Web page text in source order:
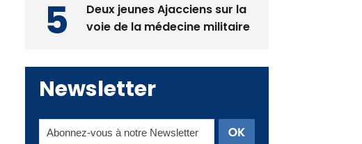
Deux jeunes Ajacciens sur la
voie de la médecine militaire
Newsletter